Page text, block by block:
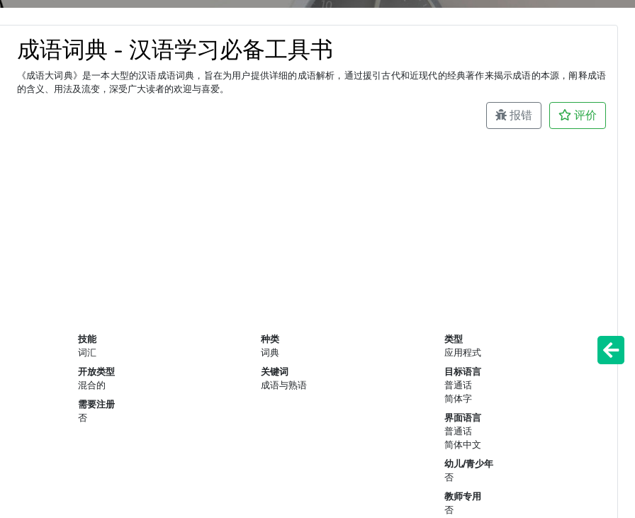
成语词典 - 汉语学习必备工具书
《成语大词典》是一本大型的汉语成语词典，旨在为用户提供详细的成语解析，通过援引古代和近现代的经典著作来揭示成语的本源，阐释成语
的含义、用法及流变，深受广大读者的欢迎与喜爱。
报错 评价
技能
词汇
开放类型
混合的
需要注册
否
种类
词典
关键词
成语与熟语
类型
应用程式
目标语言
普通话
简体字
界面语言
普通话
简体中文
幼儿/青少年
否
教师专用
否